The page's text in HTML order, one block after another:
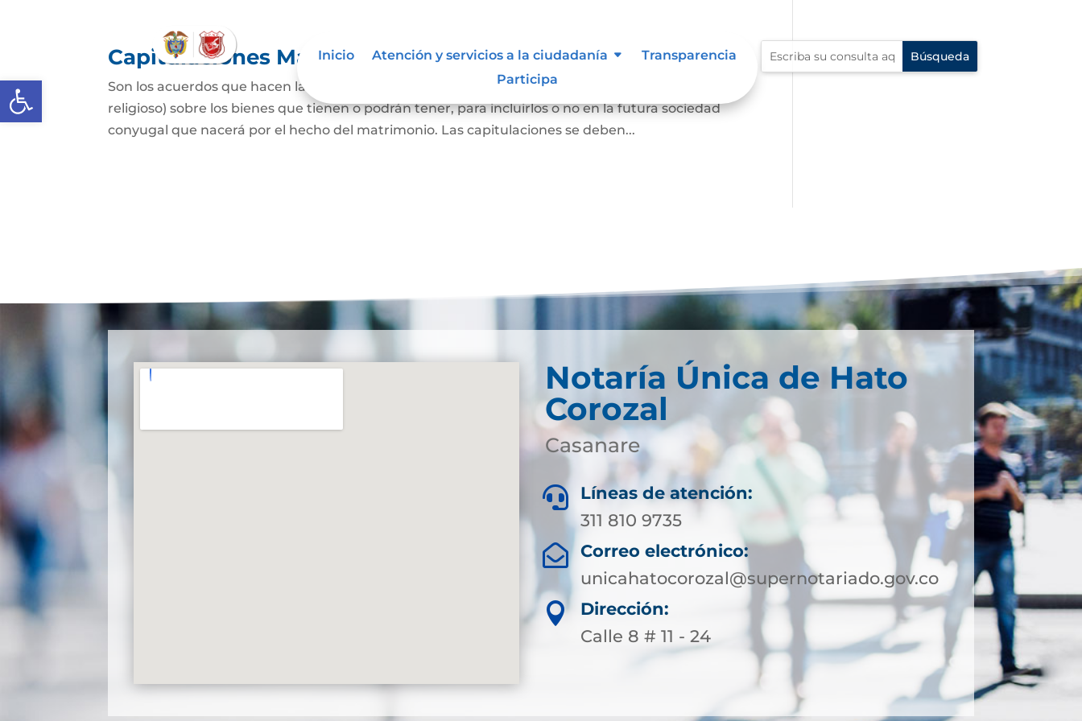
Abrir barra de herramientas
Inicio Atención y servicios a la ciudadanía
Transparencia
Participa
Capitulaciones Matrimoniales
Son los acuerdos que hacen las personas que se van a casar (por matrimonio civil o matrimonio
religioso) sobre los bienes que tienen o podrán tener, para incluirlos o no en la futura sociedad
conyugal que nacerá por el hecho del matrimonio. Las capitulaciones se deben...
Notaría Única de Hato
Corozal
Casanare

Líneas de atención:
311 810 9735

Correo electrónico:
unicahatocorozal@supernotariado.gov.co

Dirección:
Calle 8 # 11 - 24